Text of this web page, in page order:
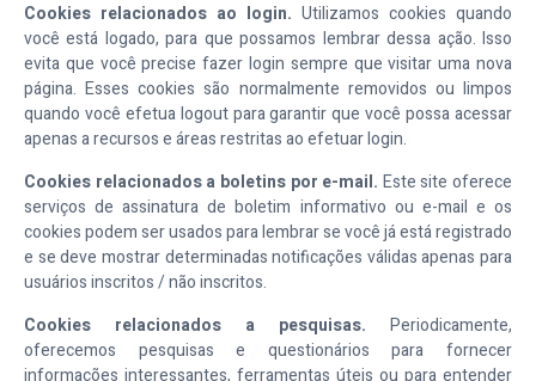
Cookies relacionados ao login. Utilizamos cookies quando
você está logado, para que possamos lembrar dessa ação. Isso
evita que você precise fazer login sempre que visitar uma nova
página. Esses cookies são normalmente removidos ou limpos
quando você efetua logout para garantir que você possa acessar
apenas a recursos e áreas restritas ao efetuar login.
Cookies relacionados a boletins por e-mail. Este site oferece
serviços de assinatura de boletim informativo ou e-mail e os
cookies podem ser usados para lembrar se você já está registrado
e se deve mostrar determinadas notificações válidas apenas para
usuários inscritos / não inscritos.
Cookies relacionados a pesquisas. Periodicamente,
oferecemos pesquisas e questionários para fornecer
informações interessantes, ferramentas úteis ou para entender